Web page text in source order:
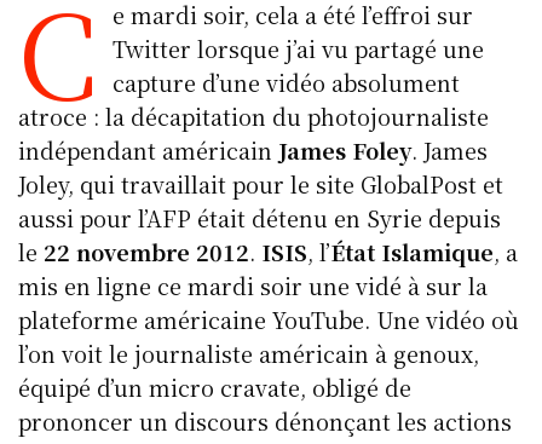
e
k
y
c
e
b
o
o
k
k
e
d
I
n
c
k
et
at
s
A
p
p
ai
l
C
e mardi soir, cela a été l’effroi sur
Twitter lorsque j’ai vu partagé une
capture d’une vidéo absolument
atroce : la décapitation du photojournaliste
indépendant américain James Foley. James
Joley, qui travaillait pour le site GlobalPost et
aussi pour l’AFP était détenu en Syrie depuis
le 22 novembre 2012. ISIS, l’État Islamique, a
mis en ligne ce mardi soir une vidé à sur la
plateforme américaine YouTube. Une vidéo où
l’on voit le journaliste américain à genoux,
équipé d’un micro cravate, obligé de
prononcer un discours dénonçant les actions